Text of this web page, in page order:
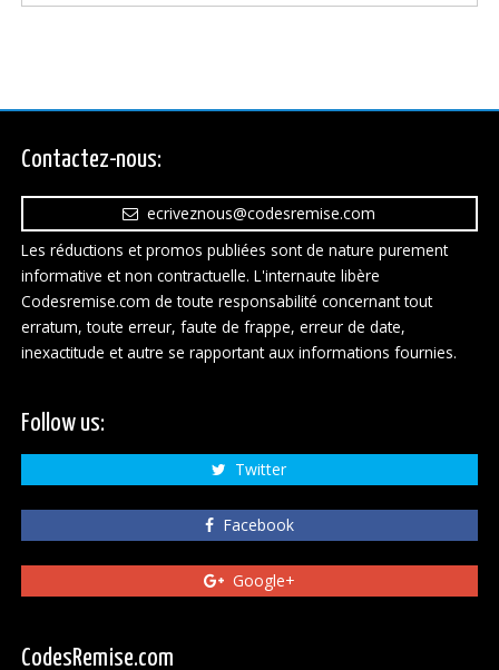
Contactez-nous:
ecriveznous@codesremise.com
Les réductions et promos publiées sont de nature purement
informative et non contractuelle. L'internaute libère
Codesremise.com de toute responsabilité concernant tout
erratum, toute erreur, faute de frappe, erreur de date,
inexactitude et autre se rapportant aux informations fournies.
Follow us:
Twitter
Facebook
Google+
CodesRemise.com